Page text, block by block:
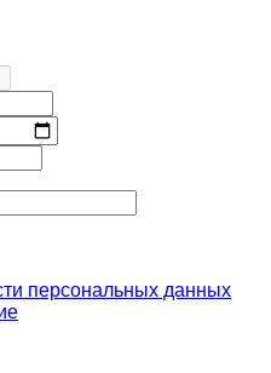
персональных данных